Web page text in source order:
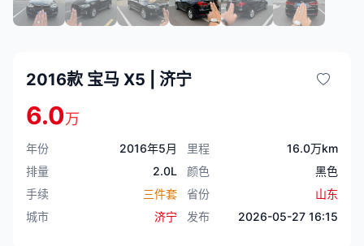
2016款 宝马 X5 | 济宁
6.0万
年份 2016年5月 里程
16.0万km
排量
2.0L 颜色
黑色
手续
三件套 省份
山东
城市
济宁 发布 2026-05-27 16:15